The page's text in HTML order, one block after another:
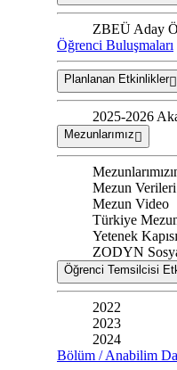
ZBEÜ Aday
Öğrenci Buluşmaları
Planlanan Etkinlikler
2025-2026
Mezunlarımız
Mezun Verileri
Mezun Video
Türkiye
Yetenek Kapısı
ZODYN
Öğrenci Temsilcisi
2022
2023
2024
Bölüm / Anabilim